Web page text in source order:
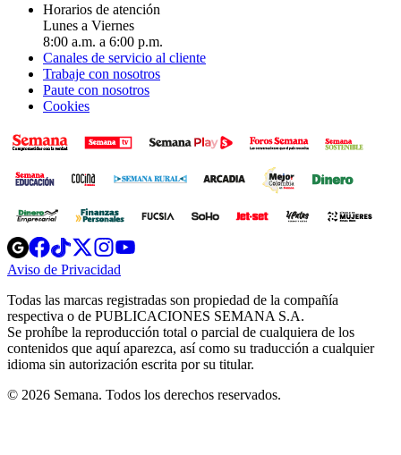
Horarios de atención
Lunes a Viernes
8:00 a.m. a 6:00 p.m.
Canales de servicio al cliente
Trabaje con nosotros
Paute con nosotros
Cookies
Opens
in
new
Opens
in
new
Opens
in
new
window
Opens
new
windowwindow
Aviso de Privacidad
new
window
Todas las marcas registradas son propiedad de la compañía
respectiva o de PUBLICACIONES SEMANA S.A.
Se prohíbe la reproducción total o parcial de cualquiera de los
contenidos que aquí aparezca, así como su traducción a cualquier
idioma sin autorización escrita por su titular.
© 2026 Semana. Todos los derechos reservados.